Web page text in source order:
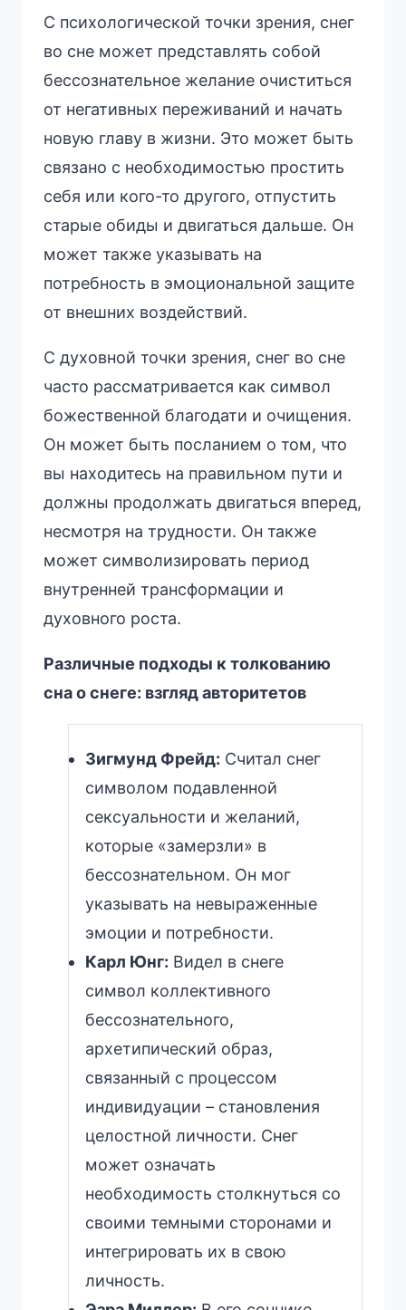
С психологической точки зрения, снег
во сне может представлять собой
бессознательное желание очиститься
от негативных переживаний и начать
новую главу в жизни. Это может быть
связано с необходимостью простить
себя или кого-то другого, отпустить
старые обиды и двигаться дальше. Он
может также указывать на
потребность в эмоциональной защите
от внешних воздействий.
С духовной точки зрения, снег во сне
часто рассматривается как символ
божественной благодати и очищения.
Он может быть посланием о том, что
вы находитесь на правильном пути и
должны продолжать двигаться вперед,
несмотря на трудности. Он также
может символизировать период
внутренней трансформации и
духовного роста.
Различные подходы к толкованию
сна о снеге: взгляд авторитетов
Зигмунд Фрейд: Считал снег
символом подавленной
сексуальности и желаний,
которые «замерзли» в
бессознательном. Он мог
указывать на невыраженные
эмоции и потребности.
Карл Юнг: Видел в снеге
символ коллективного
бессознательного,
архетипический образ,
связанный с процессом
индивидуации – становления
целостной личности. Снег
может означать
необходимость столкнуться со
своими темными сторонами и
интегрировать их в свою
личность.